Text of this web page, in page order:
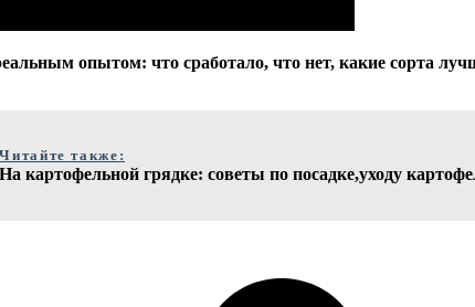
опытом: что сработало, что нет, какие сорта
Читайте также:
На картофельной грядке: советы по посадке,уходу